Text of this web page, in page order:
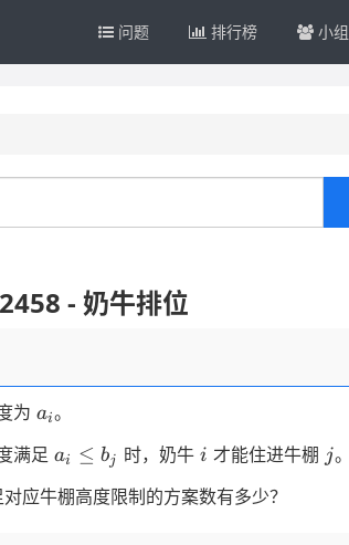
问题 排行榜 小组
2458 - 奶牛排位
为 a_i
ai。
满足a_i
b_j
ai ≤ bj 时，奶牛 i
i 才能住进牛棚 jj。
应牛棚高度限制的方案数有多少？